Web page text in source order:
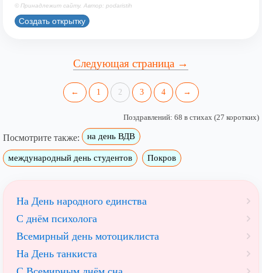
© Принадлежит сайту. Автор: podaristih
Создать открытку
Следующая страница →
← 1 2 3 4 →
Поздравлений: 68 в стихах (27 коротких)
Посмотрите также: на день ВДВ
международный день студентов Покров
На День народного единства
С днём психолога
Всемирный день мотоциклиста
На День танкиста